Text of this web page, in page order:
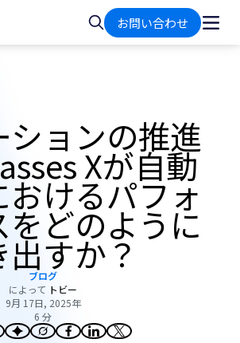
検
索
お問い合わせ
ションの推進
Xが自動
けるパフォ
をどのように
出すか？
ブログ
によって トビー
9月 17日, 2025年
6 分